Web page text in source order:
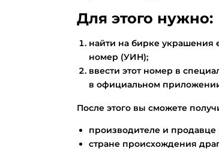
Для этого нужно:
найти на бирке
номер (УИН);
ввести этот номер в
в официальном
После этого вы сможете
производителе и продавце
стране происхождения